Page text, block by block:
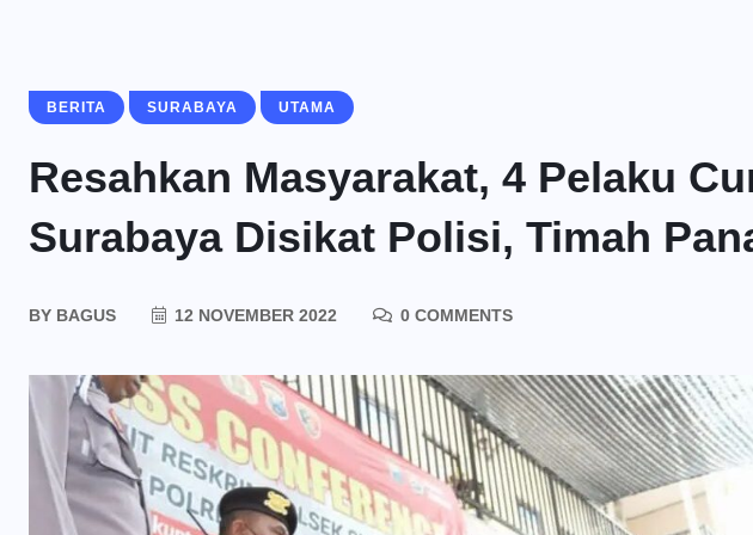
BERITA SURABAYA UTAMA
Resahkan Masyarakat, 4 Pelaku
Surabaya Disikat Polisi, Timah
BY BAGUS 12 NOVEMBER 2022 0 COMMENTS